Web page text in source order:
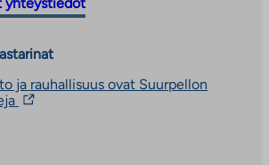
palveluun
ja rauhallisuus ovat Suurpellon
Linkki